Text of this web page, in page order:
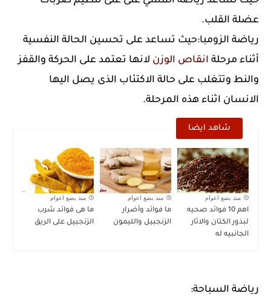
عضلة القلب.
رياضة الزومبا:حيث تساعد على تحسين الحالة النفسية
أثناء مرحلة انقاص الوزن لانها تعتمد على الحركة والقفز
والنط وتتغلب على حالة الاكتئاب الذى يصل اليها
الانسان اثناء هذه المرحلة.
شاهد ايضا
منذ بضع اعوام
اهم 10 فوائد صحيه
لبذور الكتان والاثار
الجانبيه له
منذ بضع اعوام
ما فوائد وأضرار
الزنجبيل والليمون
منذ بضع اعوام
ما هى فوائد شرب
الزنجبيل على الريق
رياضة السباحة: